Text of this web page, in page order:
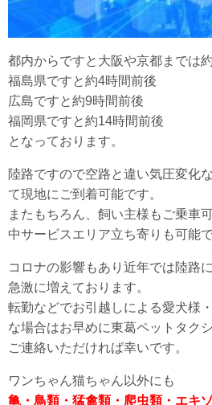
都内からですと大阪や京都までは
福島県ですと約4時間前後
広島ですと約9時間前後
福岡県ですと約14時間前後
となっております。
陸路ですので空路と違い気圧変化
て現地にご到着可能です。
またもちろん、飼い主様もご乗車
中サービスエリア立ち寄りも可能で
コロナの影響もあり近年では陸路
急激に増えております。
転勤などでお引越しによる愛犬様
な場合はお早めに東葛ペットタク
ご連絡いただければ幸いです。
ワンちゃん猫ちゃん以外にも
亀・鳥類・猛禽類・爬虫類・エキ